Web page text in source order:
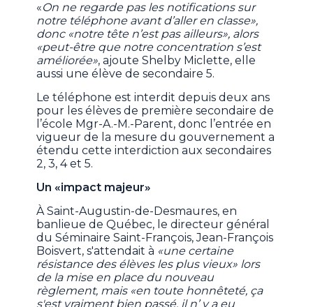
«On ne regarde pas les notifications sur
notre téléphone avant d’aller en classe»,
donc «notre tête n’est pas ailleurs», alors
«peut-être que notre concentration s’est
améliorée», ajoute Shelby Miclette, elle
aussi une élève de secondaire 5.
Le téléphone est interdit depuis deux ans
pour les élèves de première secondaire de
l’école Mgr-A.-M.-Parent, donc l’entrée en
vigueur de la mesure du gouvernement a
étendu cette interdiction aux secondaires
2, 3, 4 et 5.
Un «impact majeur»
À Saint-Augustin-de-Desmaures, en
banlieue de Québec, le directeur général
du Séminaire Saint-François, Jean-François
Boisvert, s'attendait à «une certaine
résistance des élèves les plus vieux» lors
de la mise en place du nouveau
règlement, mais «en toute honnêteté, ça
s'est vraiment bien passé, il n’ y a eu